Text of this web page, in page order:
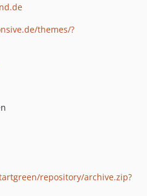
themes/?
repository/archive.zip?